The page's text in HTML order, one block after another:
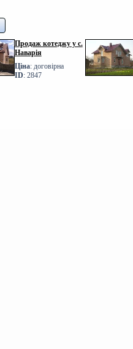
Продаж котеджу у с.
Наварія
Ціна: договірна
ID: 2847